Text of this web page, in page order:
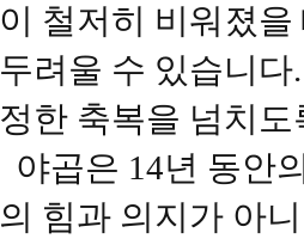
이 철저히 비워졌
두려울 수 있습니
정한 축복을 넘치
야곱은 14년 동안
의 힘과 의지가 아